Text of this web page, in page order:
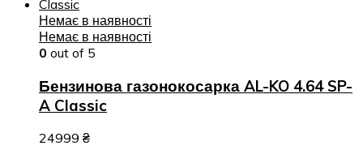
Немає в наявності
Немає в наявності
0 out of 5
Бензинова газонокосарка AL-KO 4.64 SP-
A Classic
24999 ₴